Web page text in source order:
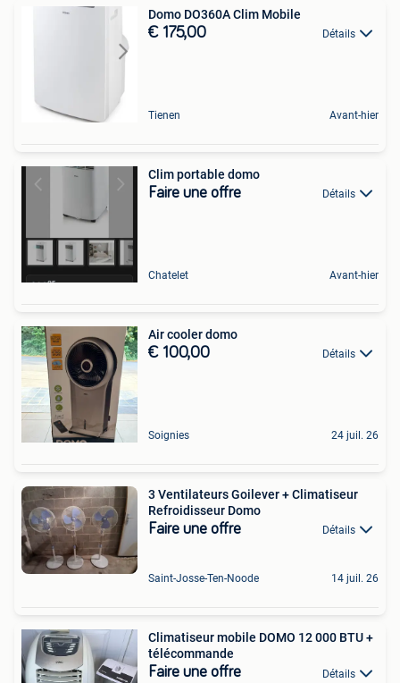
Domo DO360A Clim Mobile
€ 175,00 Détails
Tienen Avant-hier
Clim portable domo
Faire une offre Détails
Chatelet Avant-hier
Air cooler domo
€ 100,00 Détails
Soignies 24 juil. 26
3 Ventilateurs Goilever + Climatiseur
Refroidisseur Domo
Faire une offre Détails
Saint-Josse-Ten-Noode 14 juil. 26
Climatiseur mobile DOMO 12 000 BTU +
télécommande
Faire une offre Détails